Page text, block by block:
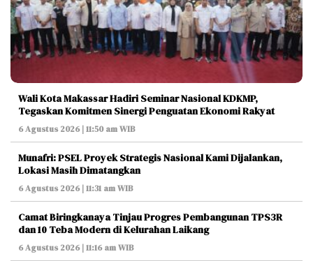
Wali Kota Makassar Hadiri Seminar Nasional KDKMP,
Tegaskan Komitmen Sinergi Penguatan Ekonomi Rakyat
6 Agustus 2026 | 11:50 am WIB
Munafri: PSEL Proyek Strategis Nasional Kami Dijalankan,
Lokasi Masih Dimatangkan
6 Agustus 2026 | 11:31 am WIB
Camat Biringkanaya Tinjau Progres Pembangunan TPS3R
dan 10 Teba Modern di Kelurahan Laikang
6 Agustus 2026 | 11:16 am WIB